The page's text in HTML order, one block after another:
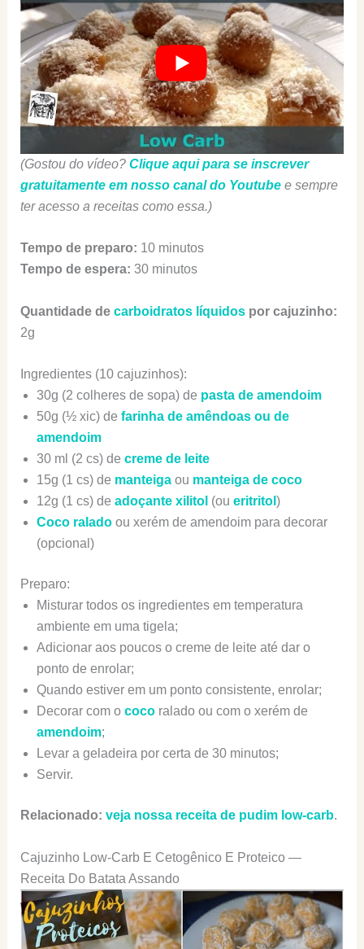
(Gostou do vídeo? Clique aqui para se inscrever
gratuitamente em nosso canal do Youtubee sempre
ter acesso a receitas como essa.)
Tempo de preparo: 10 minutos
Tempo de espera: 30 minutos
Quantidade de carboidratos líquidospor cajuzinho:
2g
Ingredientes (10 cajuzinhos):
30g (2 colheres de sopa) de pasta de amendoim
50g (½ xic) de farinha de amêndoas ou de
amendoim
30 ml (2 cs) de creme de leite
15g (1 cs) de manteigaou manteiga de coco
12g (1 cs) de adoçante xilitol (ou eritritol )
Coco raladoou xerém de amendoim para decorar
(opcional)
Preparo:
Misturar todos os ingredientes em temperatura
ambiente em uma tigela;
Adicionar aos poucos o creme de leite até dar o
ponto de enrolar;
Quando estiver em um ponto consistente, enrolar;
Decorar com o cocoralado ou com o xerém de
amendoim;
Levar a geladeira por certa de 30 minutos;
Servir.
Relacionado: veja nossa receita de pudim low-carb.
Cajuzinho Low-Carb E Cetogênico E Proteico —
Receita Do Batata Assando